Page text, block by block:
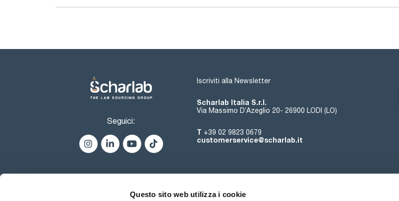
Questo sito web utilizza i cookie
Seguici:
Iscriviti alla Newsletter
Scharlab Italia S.r.l.
Via Massimo D’Azeglio 20- 26900 LODI (LO)
T +39 02 9823 0679
customerservice@scharlab.it